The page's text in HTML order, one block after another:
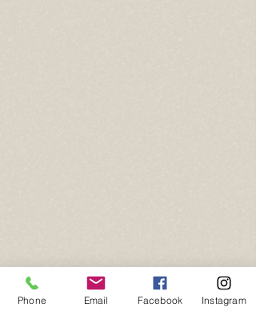
Phone Email Facebook Instagram